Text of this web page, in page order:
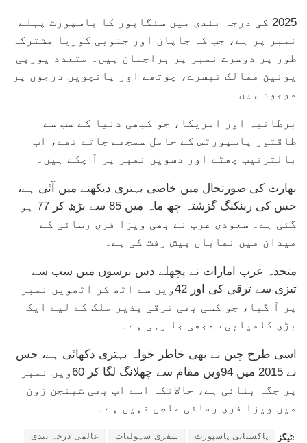
2025 کی درجہ بندی میں سنگاپور کا پاسپورٹ پہلے
نمبر پر ہے، جب کہ جاپان اور جنوبی کوریا مشترکہ
طور پر دوسرے نمبر پر براجمان ہیں۔ متعدد یورپی
یونین ممالک تیسرے، چوتھے اور پانچویں درجوں پر
موجود ہیں۔
برطانیہ اور امریکا، جو کبھی دنیا کے سب سے
طاقتور پاسپورٹس کے حامل سمجھے جاتے تھے، اب
بالترتیب چھٹے اور دسویں نمبر پر آ چکے ہیں۔
بھارت کی صورتحال میں خاصی بہتری دیکھنے میں آئی ہے،
جس کی رینکنگ گزشتہ چھ ماہ میں 85 سے بڑھ کر 77 ہو
گئی ہے۔ سعودی عرب نے بھی ویزا فری رسائی کے
میدان میں نمایاں پیش رفت کی ہے۔
متحدہ عرب امارات نے پچھلے دس برسوں میں سب سے
تیزی سے ترقی کی اور 42ویں سے اٹھ کر آٹھویں نمبر
پر آ گیا، جو کسی بھی ترقی پذیر ملک کے لیے ایک
بڑی کامیابی سمجھی جا رہی ہے۔
اسی طرح چین نے بھی خاطر خواہ بہتری دکھائی ہے، جس
نے 2015 میں 94ویں مقام سے چھلانگ لگا کر 60ویں نمبر
پر جگہ بنائی ہے، حالانکہ اسے اب بھی شینجن زون
میں ویزا فری رسائی حاصل نہیں ہے۔
ٹیگز: پاکستانی پاسپورٹ سفری سہولیات
عالمی درجہ بندی